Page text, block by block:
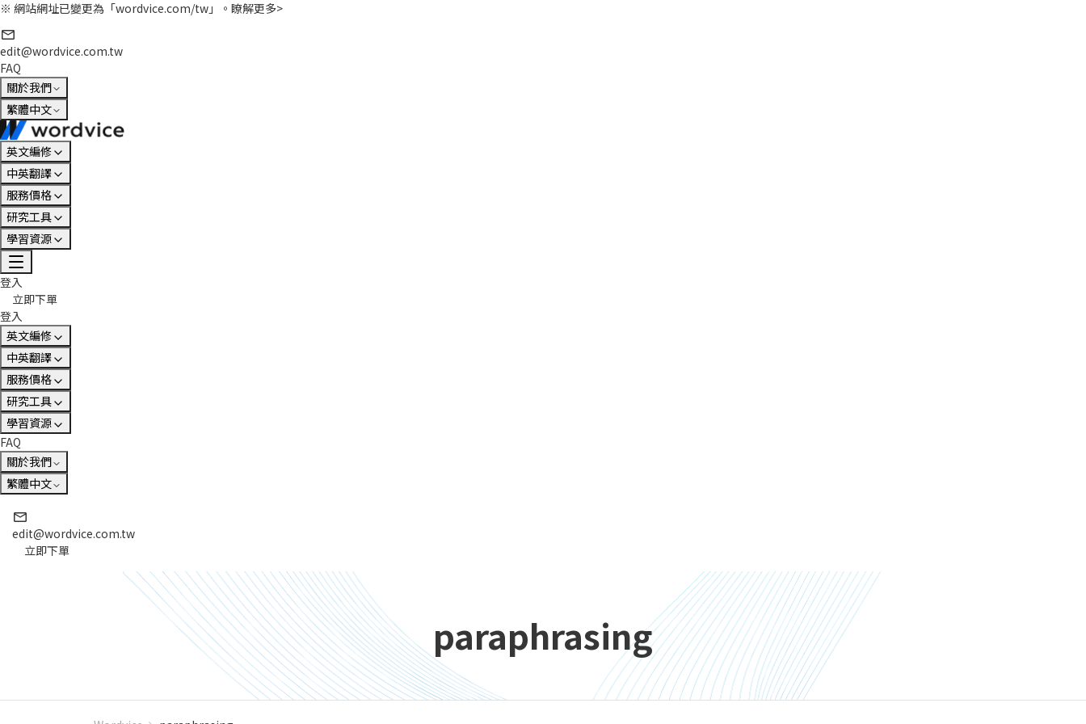
※ 網站網址已變更為「wordvice.com/tw」。 瞭解更多>
edit@wordvice.com.tw
FAQ
關於我們
繁體中文
英文編修
中英翻譯
服務價格
研究工具
學習資源
登入
立即下單
登入
英文編修
中英翻譯
服務價格
研究工具
學習資源
FAQ
關於我們
繁體中文
edit@wordvice.com.tw
立即下單
paraphrasing